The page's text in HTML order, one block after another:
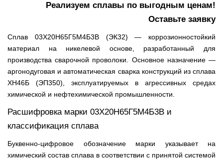
Реализуем сплавы по выгодным ценам!
Оставьте заявку
Сплав 03Х20Н65Г5М4Б3В (ЭК32) — коррозионностойкий
материал на никелевой основе, разработанный для
производства сварочной проволоки. Основное назначение —
аргонодуговая и автоматическая сварка конструкций из сплава
ХН46Б (ЭП350), эксплуатируемых в агрессивных средах
химической и нефтехимической промышленности.
Расшифровка марки 03Х20Н65Г5М4Б3В и
классификация сплава
Буквенно-цифровое обозначение марки указывает на
химический состав сплава в соответствии с принятой системой